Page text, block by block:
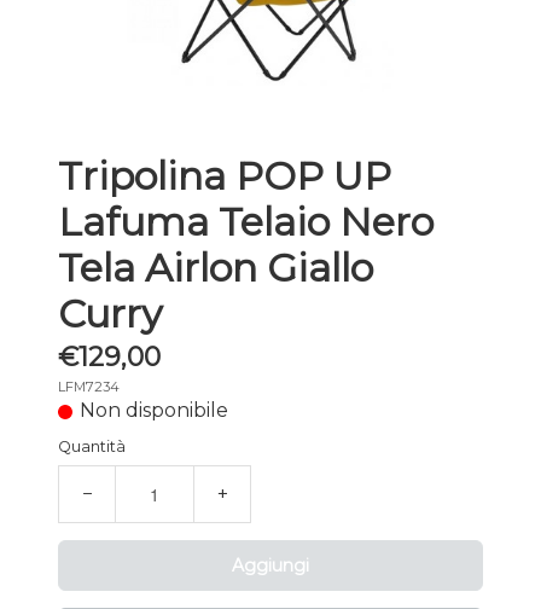
Tripolina POP UP
Lafuma Telaio Nero
Tela Airlon Giallo
Curry
€129,00
LFM7234
Non disponibile
Quantità
− +
Aggiungi